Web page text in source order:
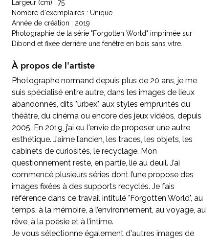
Largeur (cm) : 75
Nombre d'exemplaires : Unique
Année de création : 2019
Photographie de la série "Forgotten World" imprimée sur
Dibond et fixée derrière une fenêtre en bois sans vitre.
À propos de l'artiste
Photographe normand depuis plus de 20 ans, je me
suis spécialisé entre autre, dans les images de lieux
abandonnés, dits "urbex", aux styles empruntés du
théâtre, du cinéma ou encore des jeux vidéos, depuis
2005. En 2019, j’ai eu l'envie de proposer une autre
esthétique. J’aime l’ancien, les traces, les objets, les
cabinets de curiosités, le recyclage. Mon
questionnement reste, en partie, lié au deuil. J’ai
commencé plusieurs séries dont l’une propose des
images fixées à des supports recyclés. Je fais
référence dans ce travail intitulé "Forgotten World", au
temps, à la mémoire, à l’environnement, au voyage, au
rêve, à la poésie et à l’intime.
Je vous sélectionne également d'autres images de